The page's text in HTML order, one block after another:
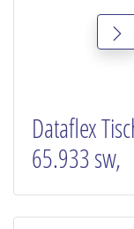
Dataflex
65.933 sw,